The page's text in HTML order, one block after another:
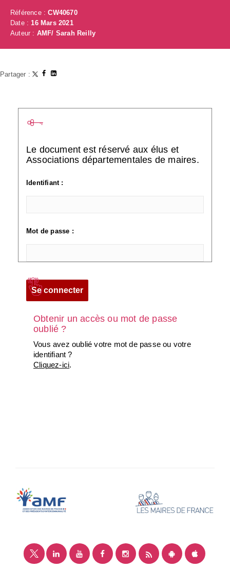
Référence :CW40670
Date : 16 Mars 2021
Auteur : AMF/ Sarah Reilly
Partager :
Le document est réservé aux élus et
Associations départementales de maires.
Identifiant :
Mot de passe :
Obtenir un accès ou mot de passe
oublié ?
Vous avez oublié votre mot de passe ou votre
identifiant ?
Cliquez-ici.